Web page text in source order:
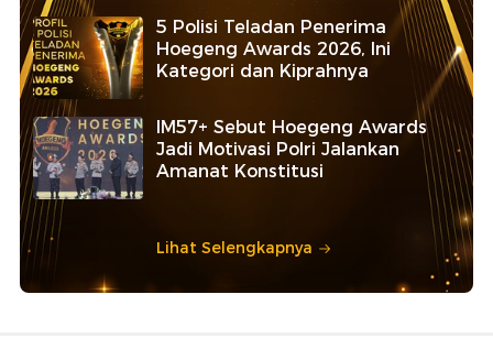
5 Polisi Teladan Penerima
Hoegeng Awards 2026, Ini
Kategori dan Kiprahnya
IM57+ Sebut Hoegeng Awards
Jadi Motivasi Polri Jalankan
Amanat Konstitusi
Lihat Selengkapnya